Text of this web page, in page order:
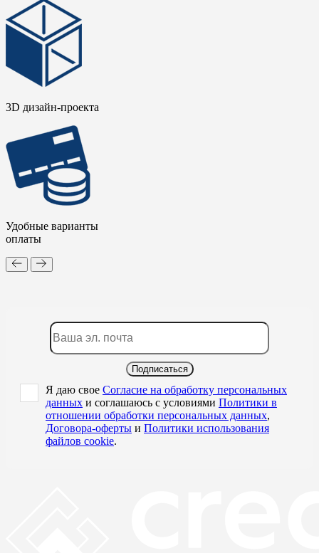
3D дизайн-проекта
Удобные варианты
оплаты
Подписаться
Я даю свое Согласие на обработку персональных
данных и соглашаюсь с условиями Политики в
отношении обработки персональных данных,
Договора-оферты и Политики использования
файлов cookie.